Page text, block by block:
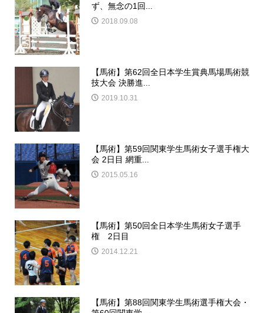
ず、無念の1回...
2018.09.08
【馬術】第62回全日本学生賞典馬場馬術競
技大会 決勝進...
2019.10.31
【馬術】第59回関東学生馬術女子選手権大
会 2日目 網重...
2015.05.16
【馬術】第50回全日本学生馬術女子選手
権 2日目
2014.12.21
【馬術】第88回関東学生馬術選手権大会・